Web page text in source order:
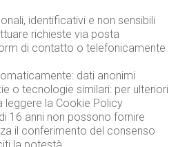
identificativi e non sensibili
richieste via posta
di contatto o telefonicamente
dati anonimi
o tecnologie similari: per ulteriori
leggere la Cookie Policy
16 anni non possono fornire
il conferimento del consenso